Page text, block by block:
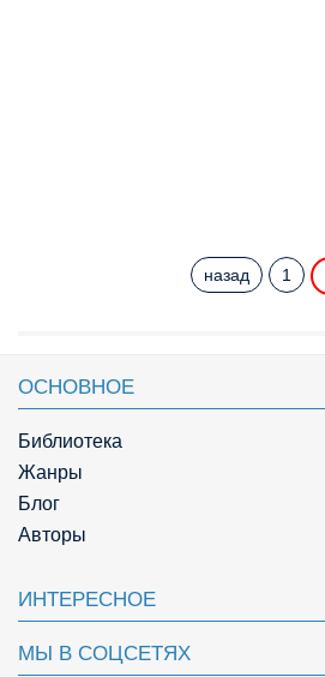
назад 1
ОСНОВНОЕ
Библиотека
Жанры
Блог
Авторы
ИНТЕРЕСНОЕ
МЫ В СОЦСЕТЯХ